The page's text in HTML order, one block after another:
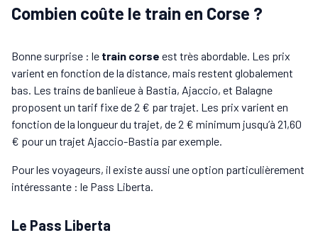
Combien coûte le train en Corse ?
Bonne surprise : le train corse est très abordable. Les prix
varient en fonction de la distance, mais restent globalement
bas. Les trains de banlieue à Bastia, Ajaccio, et Balagne
proposent un tarif fixe de 2 € par trajet. Les prix varient en
fonction de la longueur du trajet, de 2 € minimum jusqu’à 21,60
€ pour un trajet Ajaccio-Bastia par exemple.
Pour les voyageurs, il existe aussi une option particulièrement
intéressante : le Pass Liberta.
Le Pass Liberta